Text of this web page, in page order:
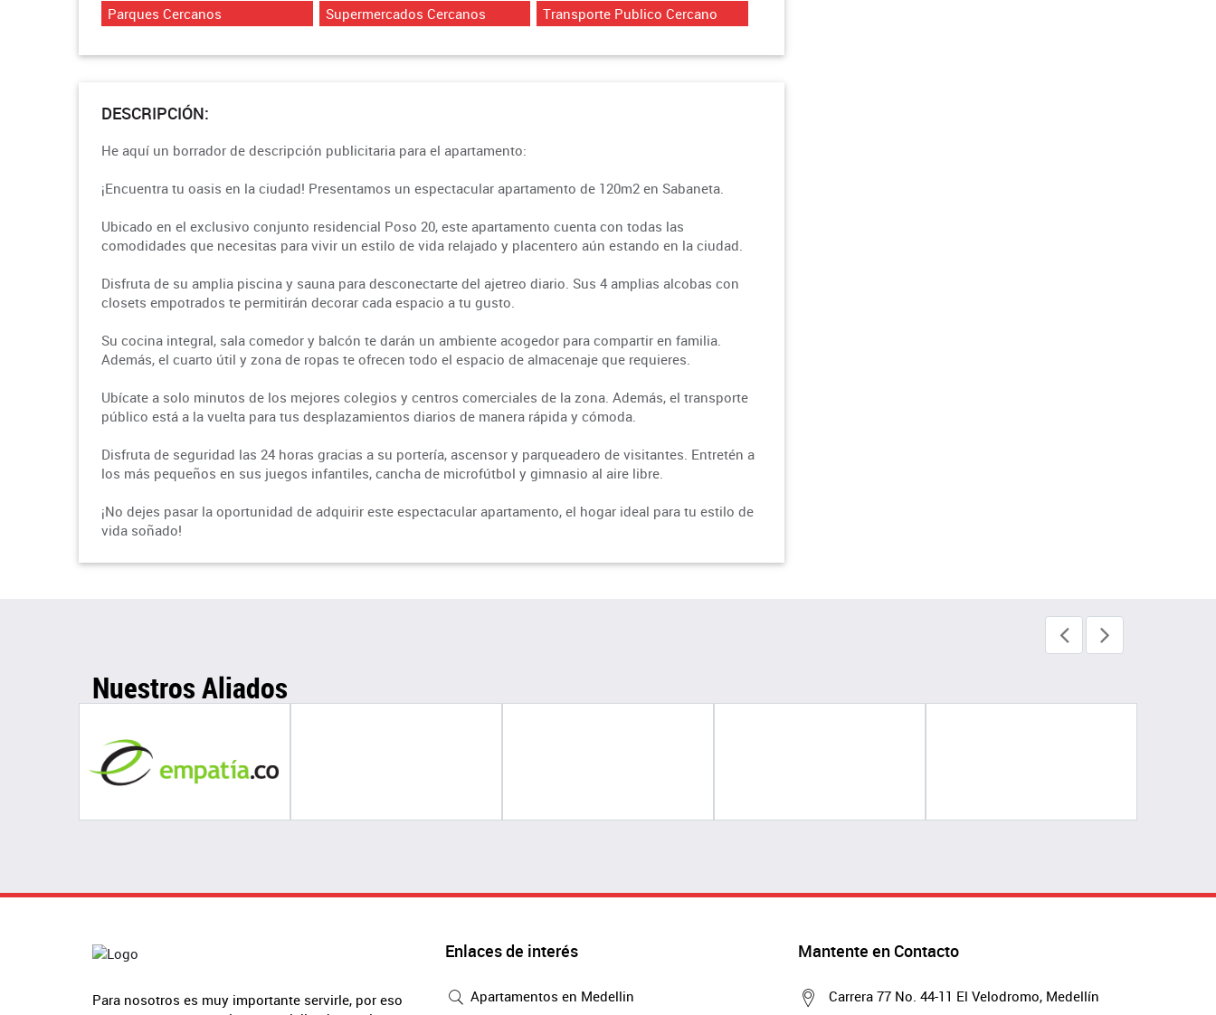
Parques Cercanos
Supermercados Cercanos Transporte Publico Cercano
DESCRIPCIÓN:
He aquí un borrador de descripción publicitaria para el apartamento:
¡Encuentra tu oasis en la ciudad! Presentamos un espectacular apartamento de 120m2 en Sabaneta.
Ubicado en el exclusivo conjunto residencial Poso 20, este apartamento cuenta con todas las
comodidades que necesitas para vivir un estilo de vida relajado y placentero aún estando en la ciudad.
Disfruta de su amplia piscina y sauna para desconectarte del ajetreo diario. Sus 4 amplias alcobas con
closets empotrados te permitirán decorar cada espacio a tu gusto.
Su cocina integral, sala comedor y balcón te darán un ambiente acogedor para compartir en familia.
Además, el cuarto útil y zona de ropas te ofrecen todo el espacio de almacenaje que requieres.
Ubícate a solo minutos de los mejores colegios y centros comerciales de la zona. Además, el transporte
público está a la vuelta para tus desplazamientos diarios de manera rápida y cómoda.
Disfruta de seguridad las 24 horas gracias a su portería, ascensor y parqueadero de visitantes. Entretén a
los más pequeños en sus juegos infantiles, cancha de microfútbol y gimnasio al aire libre.
¡No dejes pasar la oportunidad de adquirir este espectacular apartamento, el hogar ideal para tu estilo de
vida soñado!
Nuestros Aliados
Para nosotros es muy importante servirle, por eso
Enlaces de interés
Apartamentos en Medellin
Mantente en Contacto
Carrera 77 No. 44-11 El Velodromo, Medellín